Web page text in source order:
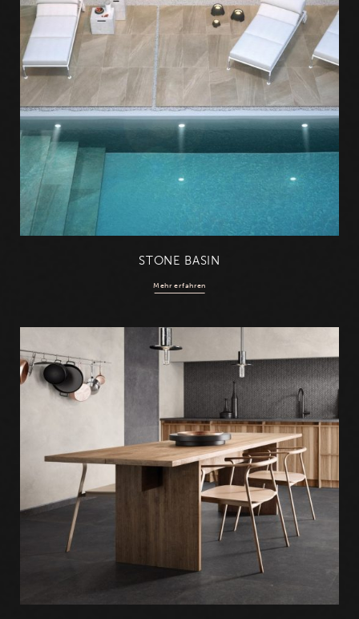
STONE BASIN
Mehr erfahren